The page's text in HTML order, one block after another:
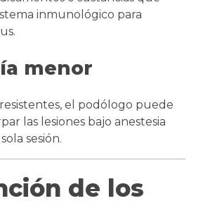
inmunológico para
menor
el podólogo puede
las lesiones bajo anestesia
sesión.
de los